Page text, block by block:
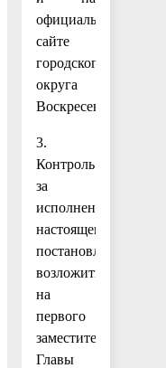
официальном
сайте
городского
округа
Воскресенск.
3.
Контроль
за
исполнением
настоящего
постановления
возложить
на
первого
заместителя
Главы